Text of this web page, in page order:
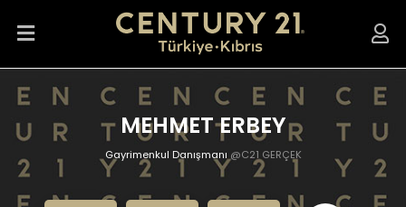
MEHMET ERBEY
Gayrimenkul Danışmanı @C21 GERÇEK